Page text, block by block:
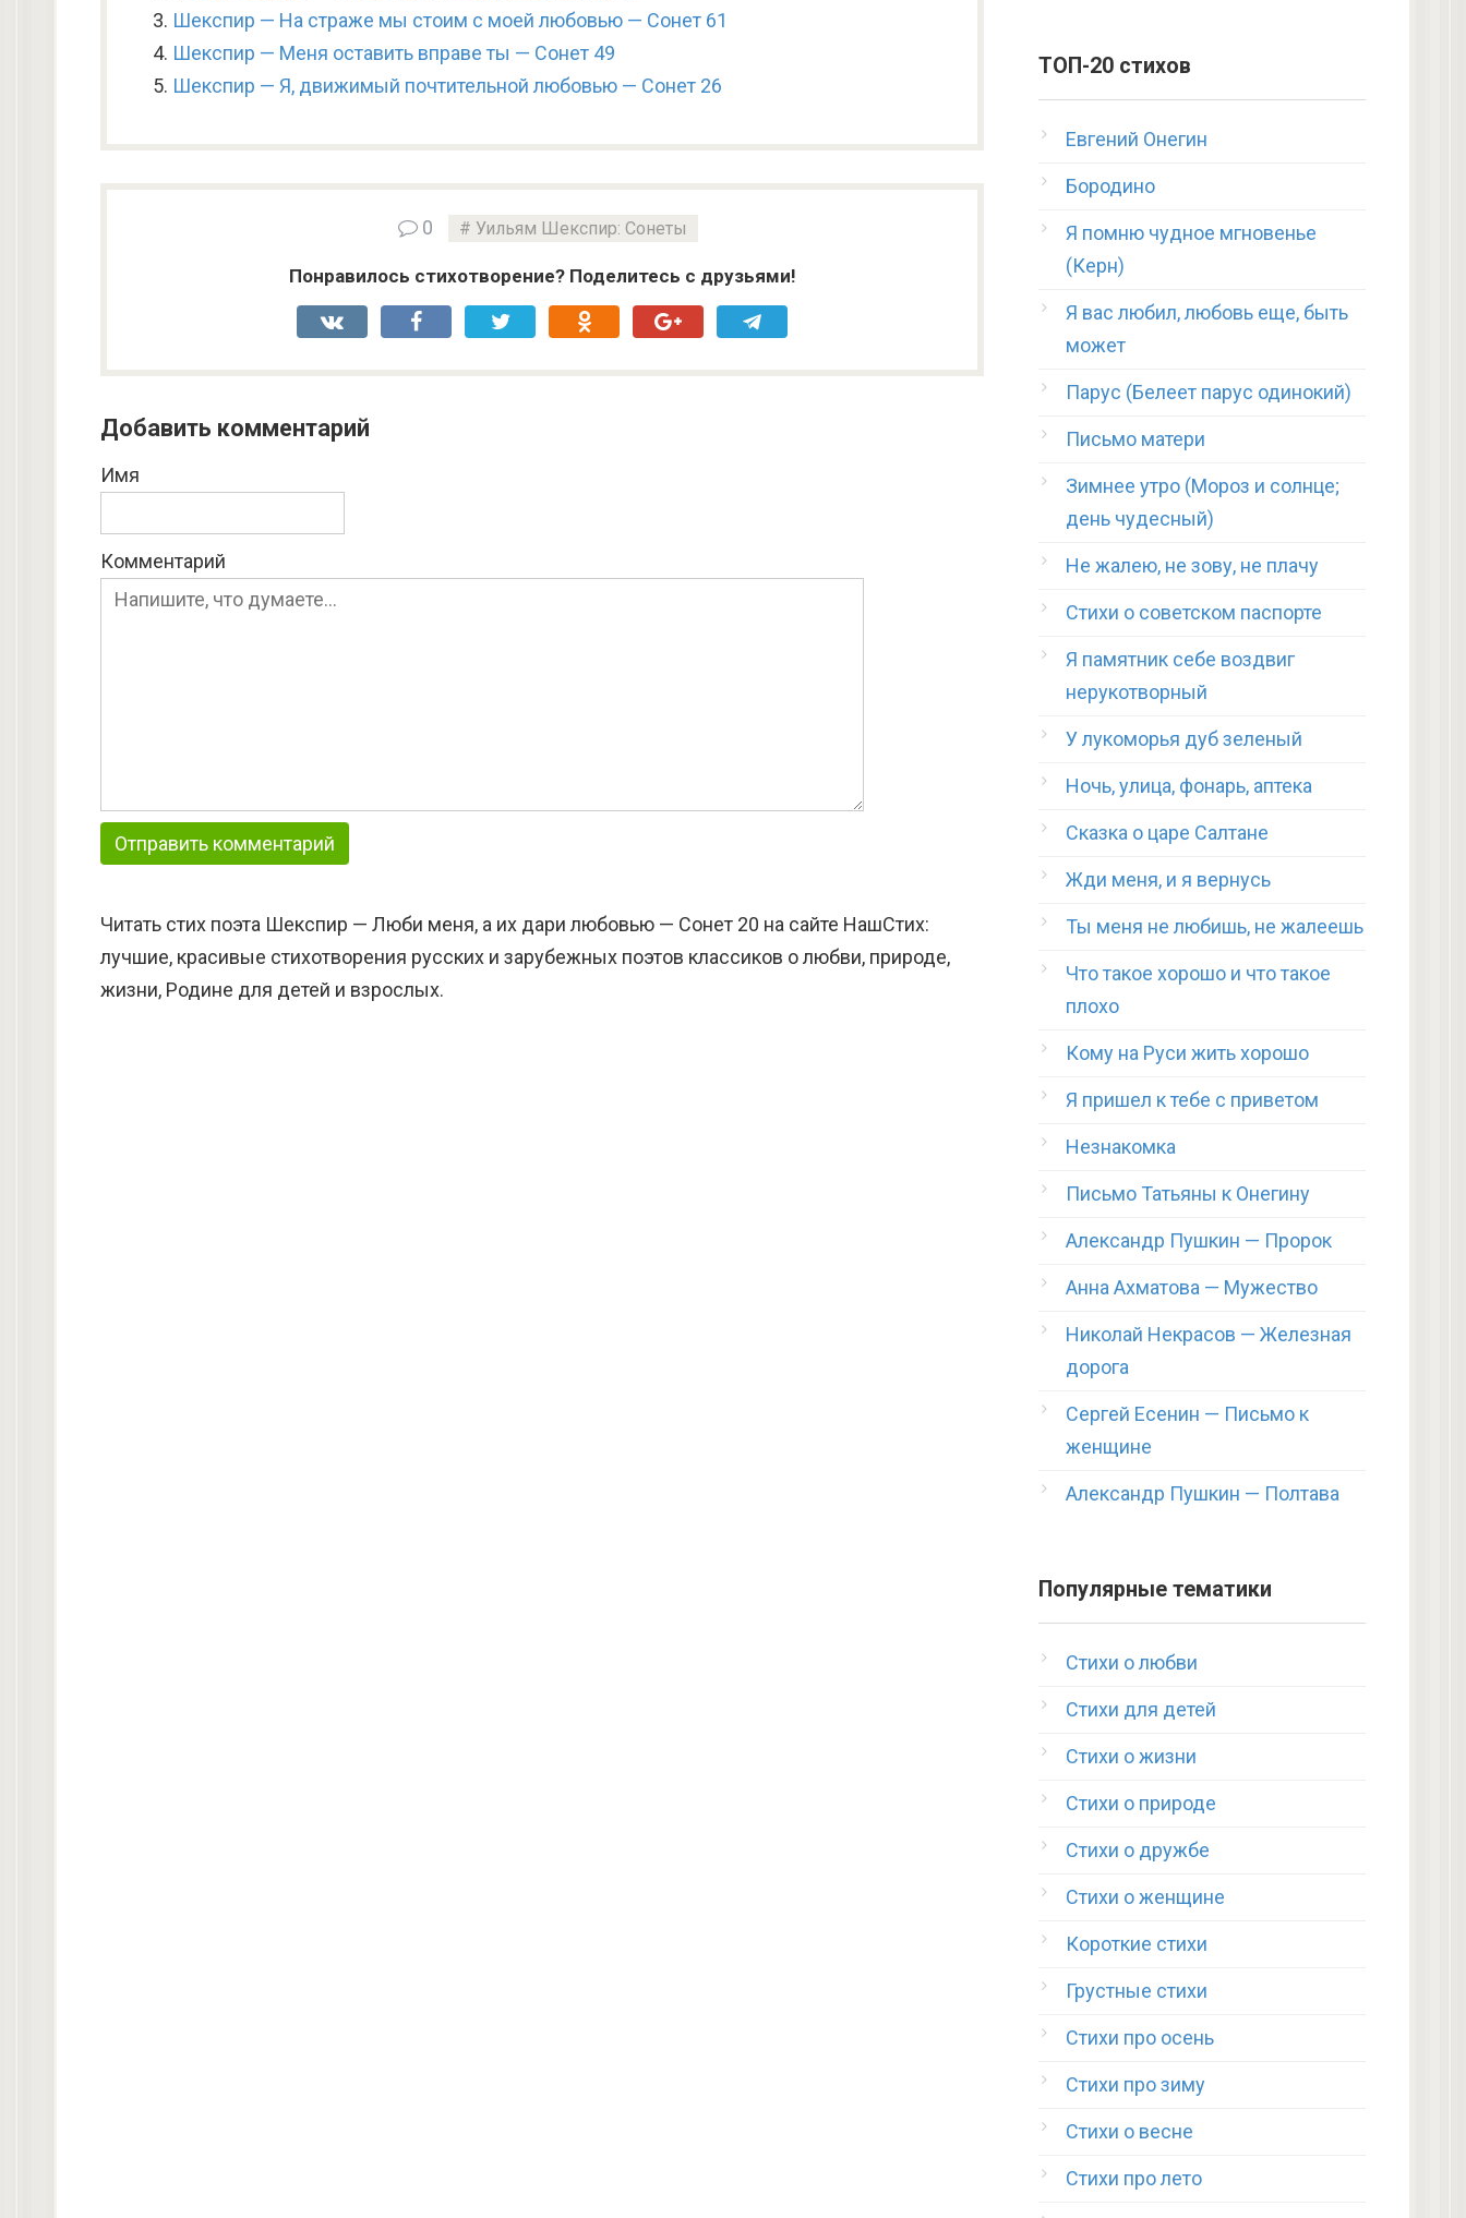
Шекспир — На страже мы стоим с моей любовью — Сонет 61
Шекспир — Меня оставить вправе ты — Сонет 49
Шекспир — Я, движимый почтительной любовью — Сонет 26
0 Уильям Шекспир: Сонеты
Понравилось стихотворение? Поделитесь с друзьями!
Добавить комментарий
Имя
Комментарий
Читать стих поэта Шекспир — Люби меня, а их дари любовью — Сонет 20 на сайте НашСтих:
лучшие, красивые стихотворения русских и зарубежных поэтов классиков о любви, природе,
жизни, Родине для детей и взрослых.
ТОП-20 стихов
Евгений Онегин
Бородино
Я помню чудное мгновенье
(Керн)
Я вас любил, любовь еще, быть
может
Парус (Белеет парус одинокий)
Письмо матери
Зимнее утро (Мороз и солнце;
день чудесный)
Не жалею, не зову, не плачу
Стихи о советском паспорте
Я памятник себе воздвиг
нерукотворный
У лукоморья дуб зеленый
Ночь, улица, фонарь, аптека
Сказка о царе Салтане
Жди меня, и я вернусь
Ты меня не любишь, не жалеешь
Что такое хорошо и что такое
плохо
Кому на Руси жить хорошо
Я пришел к тебе с приветом
Незнакомка
Письмо Татьяны к Онегину
Александр Пушкин — Пророк
Анна Ахматова — Мужество
Николай Некрасов — Железная
дорога
Сергей Есенин — Письмо к
женщине
Александр Пушкин — Полтава
Популярные тематики
Стихи о любви
Стихи для детей
Стихи о жизни
Стихи о природе
Стихи о дружбе
Стихи о женщине
Короткие стихи
Грустные стихи
Стихи про осень
Стихи про зиму
Стихи о весне
Стихи про лето